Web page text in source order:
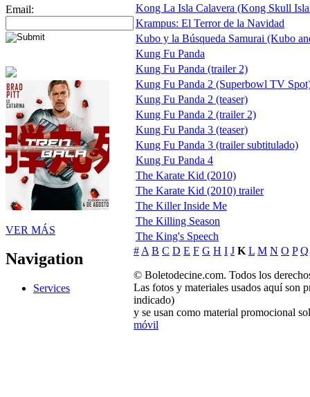
Email:
VER MÁS
Navigation
Services
Kong La Isla Calavera (Kong Skull
Krampus: El Terror de la Navidad
Kubo y la Búsqueda Samurai (Kubo
Kung Fu Panda
Kung Fu Panda (trailer 2)
Kung Fu Panda 2 (Superbowl TV
Kung Fu Panda 2 (teaser)
Kung Fu Panda 2 (trailer 2)
Kung Fu Panda 3 (teaser)
Kung Fu Panda 3 (trailer subtitulado)
Kung Fu Panda 4
The Karate Kid (2010)
The Karate Kid (2010) trailer
The Killer Inside Me
The Killing Season
The King's Speech
#A B C D E F G H I J K L M N O P Q
© Boletodecine.com. Todos los
Las fotos y materiales usados aquí son
indicado)
y se usan como material promocional
móvil